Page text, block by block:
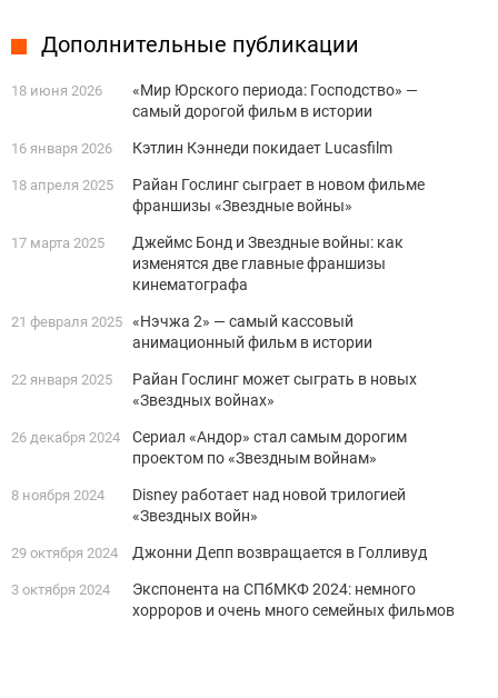
Дополнительные публикации
18 июня 2026
«Мир Юрского периода: Господство» —
самый дорогой фильм в истории
16 января 2026 Кэтлин Кэннеди покидает Lucasfilm
18 апреля 2025
Райан Гослинг сыграет в новом фильме
франшизы «Звездные войны»
17 марта 2025
Джеймс Бонд и Звездные войны: как
изменятся две главные франшизы
кинематографа
21 февраля 2025 «Нэчжа 2» — самый кассовый
анимационный фильм в истории
22 января 2025
Райан Гослинг может сыграть в новых
«Звездных войнах»
26 декабря 2024
Сериал «Андор» стал самым дорогим
проектом по «Звездным войнам»
8 ноября 2024
Disney работает над новой трилогией
«Звездных войн»
29 октября 2024 Джонни Депп возвращается в Голливуд
3 октября 2024
Экспонента на СПбМКФ 2024: немного
хорроров и очень много семейных фильмов